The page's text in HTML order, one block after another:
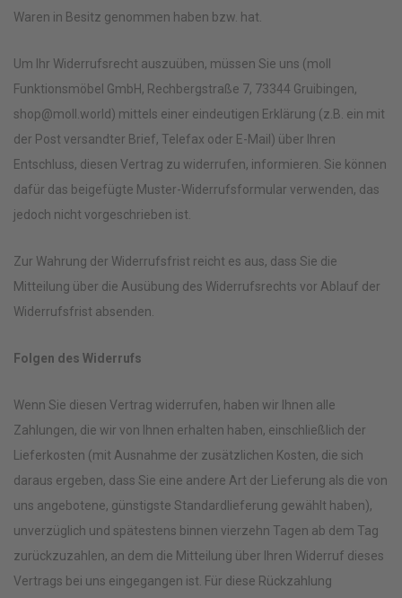
Waren in Besitz genommen haben bzw. hat.
Um Ihr Widerrufsrecht auszuüben, müssen Sie uns (moll
Funktionsmöbel GmbH, Rechbergstraße 7, 73344 Gruibingen,
shop@moll.world) mittels einer eindeutigen Erklärung (z.B. ein mit
der Post versandter Brief, Telefax oder E-Mail) über Ihren
Entschluss, diesen Vertrag zu widerrufen, informieren. Sie können
dafür das beigefügte Muster-Widerrufsformular verwenden, das
jedoch nicht vorgeschrieben ist.
Zur Wahrung der Widerrufsfrist reicht es aus, dass Sie die
Mitteilung über die Ausübung des Widerrufsrechts vor Ablauf der
Widerrufsfrist absenden.
Folgen des Widerrufs
Wenn Sie diesen Vertrag widerrufen, haben wir Ihnen alle
Zahlungen, die wir von Ihnen erhalten haben, einschließlich der
Lieferkosten (mit Ausnahme der zusätzlichen Kosten, die sich
daraus ergeben, dass Sie eine andere Art der Lieferung als die von
uns angebotene, günstigste Standardlieferung gewählt haben),
unverzüglich und spätestens binnen vierzehn Tagen ab dem Tag
zurückzuzahlen, an dem die Mitteilung über Ihren Widerruf dieses
Vertrags bei uns eingegangen ist. Für diese Rückzahlung